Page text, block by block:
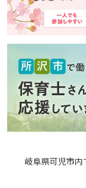
岐阜県可児市内